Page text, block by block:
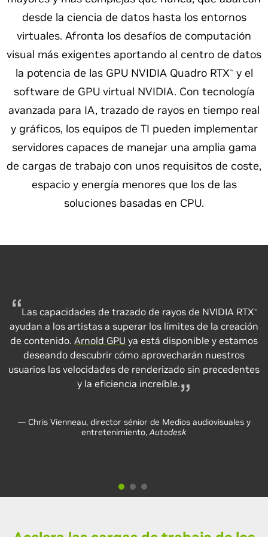
desde la ciencia de datos hasta los entornos
virtuales. Afronta los desafíos de computación
visual más exigentes aportando al centro de datos
la potencia de las GPU NVIDIA Quadro RTX™y el
software de GPU virtual NVIDIA. Con tecnología
avanzada para IA, trazado de rayos en tiempo real
y gráficos, los equipos de TI pueden implementar
servidores capaces de manejar una amplia gama
de cargas de trabajo con unos requisitos de coste,
espacio y energía menores que los de las
soluciones basadas en CPU.
Las capacidades de trazado de rayos de NVIDIA RTX™
ayudan a los artistas a superar los límites de la creación
de contenido. Arnold GPU ya está disponible y estamos
deseando descubrir cómo aprovecharán nuestros
usuarios las velocidades de renderizado sin precedentes
y la eficiencia increíble.
— Chris Vienneau, director sénior de Medios audiovisuales y
entretenimiento,Autodesk